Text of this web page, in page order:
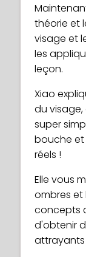
théorie et
visage et
les
leçon.
Xiao
du
super
bouche et
réels !
Elle vous
ombres et
concepts
d'obtenir